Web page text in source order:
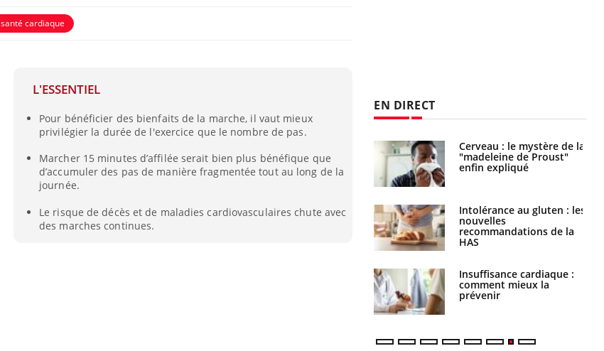
santé cardiaque
L'ESSENTIEL
Pour bénéficier des bienfaits de la marche, il vaut mieux
privilégier la durée de l'exercice que le nombre de pas.
Marcher 15 minutes d’affilée serait bien plus bénéfique que
d’accumuler des pas de manière fragmentée tout au long de la
journée.
Le risque de décès et de maladies cardiovasculaires chute avec
des marches continues.
EN DIRECT
sommeil des enfants en
vacances ?
Bilan prévention : ce que
les kinés pourront
bientôt faire
"madeleine de Proust"
enfin expliqué
Intolérance au gluten : les
nouvelles
Le décalage des horaires
d'été : quel impact sur le
sommeil ?
Grossesse : ces polluants
pourraient influencer le
poids des enfants
Autisme : pourquoi le
cerveau reconnaît-il les
visages autrement ?